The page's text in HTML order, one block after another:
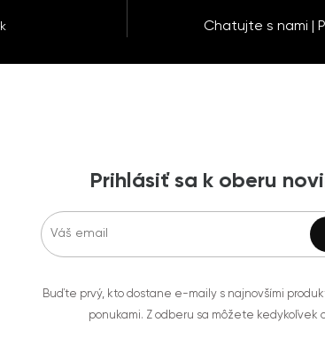
Chatujte s nami |
Prihlásiť sa k oberu
Buďte prvý, kto dostane e-maily s najnovšími
ponukami. Z odberu sa môžete kedykoľvek